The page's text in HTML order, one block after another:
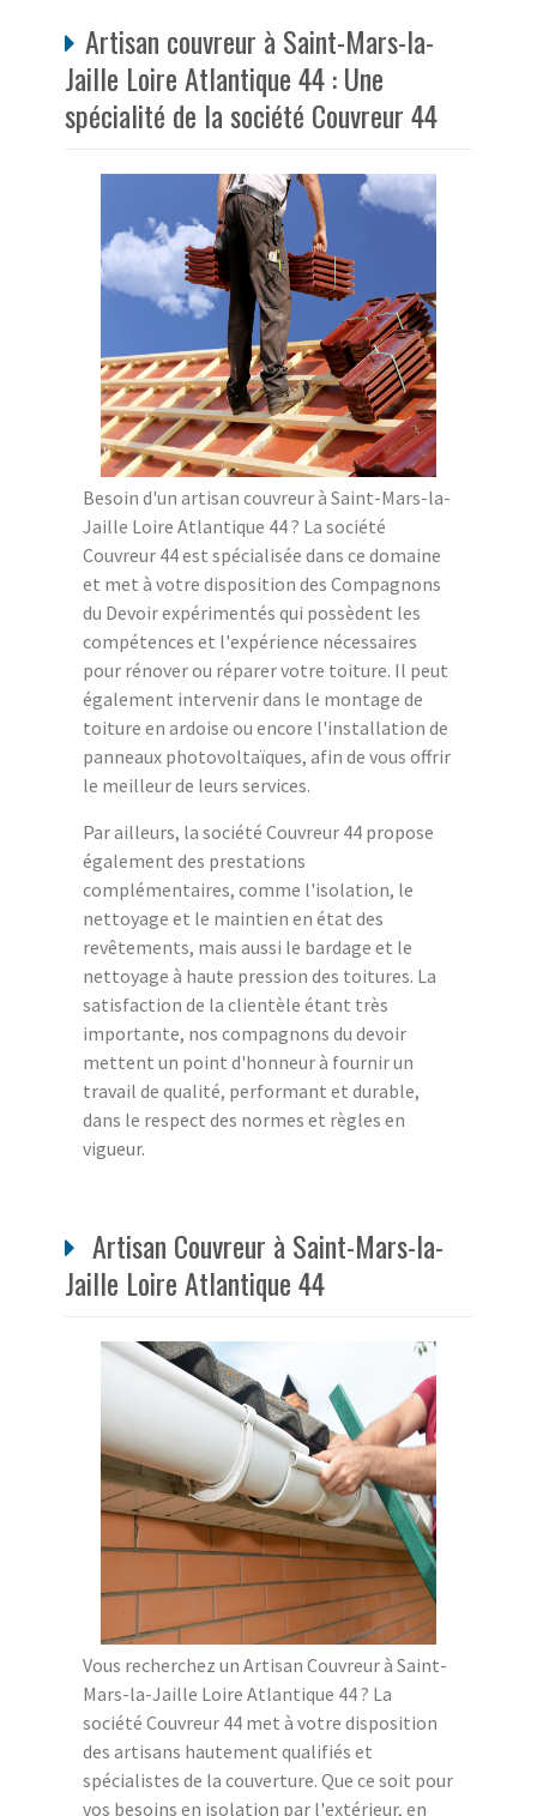
Artisan couvreur à Saint-Mars-la-
Jaille Loire Atlantique 44 : Une
spécialité de la société Couvreur 44
Besoin d'un artisan couvreur à Saint-Mars-la-
Jaille Loire Atlantique 44 ? La société
Couvreur 44 est spécialisée dans ce domaine
et met à votre disposition des Compagnons
du Devoir expérimentés qui possèdent les
compétences et l'expérience nécessaires
pour rénover ou réparer votre toiture. Il peut
également intervenir dans le montage de
toiture en ardoise ou encore l'installation de
panneaux photovoltaïques, afin de vous offrir
le meilleur de leurs services.
Par ailleurs, la société Couvreur 44 propose
également des prestations
complémentaires, comme l'isolation, le
nettoyage et le maintien en état des
revêtements, mais aussi le bardage et le
nettoyage à haute pression des toitures. La
satisfaction de la clientèle étant très
importante, nos compagnons du devoir
mettent un point d'honneur à fournir un
travail de qualité, performant et durable,
dans le respect des normes et règles en
vigueur.
Artisan Couvreur à Saint-Mars-la-
Jaille Loire Atlantique 44
Vous recherchez un Artisan Couvreur à Saint-
Mars-la-Jaille Loire Atlantique 44 ? La
société Couvreur 44 met à votre disposition
des artisans hautement qualifiés et
spécialistes de la couverture. Que ce soit pour
vos besoins en isolation par l'extérieur, en